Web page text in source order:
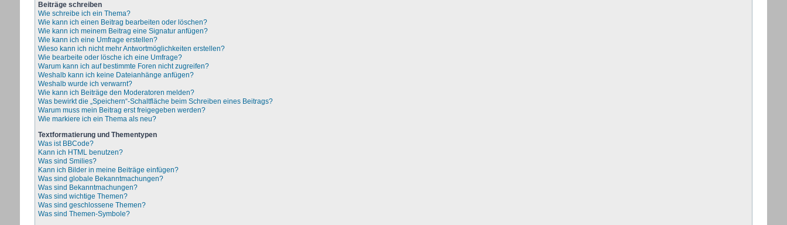
Beiträge schreiben
Wie schreibe ich ein Thema?
Wie kann ich einen Beitrag bearbeiten oder löschen?
Wie kann ich meinem Beitrag eine Signatur anfügen?
Wie kann ich eine Umfrage erstellen?
Wieso kann ich nicht mehr Antwortmöglichkeiten erstellen?
Wie bearbeite oder lösche ich eine Umfrage?
Warum kann ich auf bestimmte Foren nicht zugreifen?
Weshalb kann ich keine Dateianhänge anfügen?
Weshalb wurde ich verwarnt?
Wie kann ich Beiträge den Moderatoren melden?
Was bewirkt die „Speichern“-Schaltfläche beim Schreiben eines Beitrags?
Warum muss mein Beitrag erst freigegeben werden?
Wie markiere ich ein Thema als neu?
Textformatierung und Thementypen
Was ist BBCode?
Kann ich HTML benutzen?
Was sind Smilies?
Kann ich Bilder in meine Beiträge einfügen?
Was sind globale Bekanntmachungen?
Was sind Bekanntmachungen?
Was sind wichtige Themen?
Was sind geschlossene Themen?
Was sind Themen-Symbole?